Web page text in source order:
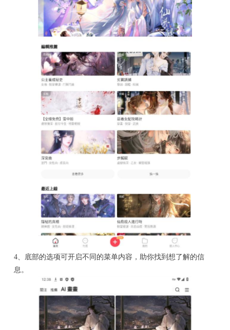
4、底部的选项可开启不同的菜单内容，助你找到想了解的信
息。